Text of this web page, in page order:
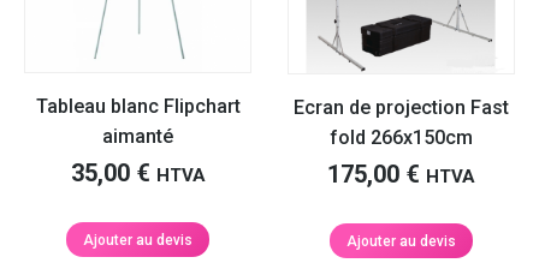
Tableau blanc Flipchart
aimanté
35,00 € HTVA
Ajouter au devis
Ecran de projection Fast
fold 266x150cm
175,00 € HTVA
Ajouter au devis